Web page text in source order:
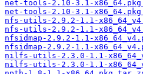
net-tools-2.10-3.1-
net-tools-2.10-3.1-
nfs-utils-2.9.2-1.1-
nfs-utils-2.9.2-1.1-
nfsidmap-2.9.2-1.1-
nfsidmap-2.9.2-1.1-
nilfs-utils-2.3.0-1.1-
nilfs-utils-2.3.0-1.1-